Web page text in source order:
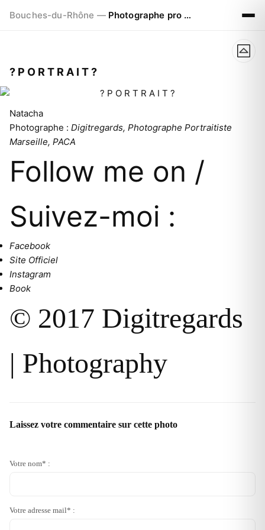
Bouches-du-Rhône — Photographe pro à Marseille - Aix - Avignon
? P O R T R A I T ?
Natacha
Photographe : Digitregards, Photographe Portraitiste
Marseille, PACA
Follow me on /
Suivez-moi :
Facebook
Site Officiel
Instagram
Book
© 2017 Digitregards
| Photography
Laissez votre commentaire sur cette photo
Votre nom* :
Votre adresse mail* :